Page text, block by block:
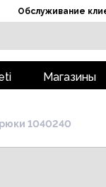
Обслуживание
Магазины
1040240